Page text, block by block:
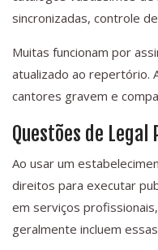
sincronizadas, controle
Muitas funcionam por
atualizado ao repertório.
cantores gravem e
Questões de
Ao usar um
direitos para executar
em serviços
geralmente incluem